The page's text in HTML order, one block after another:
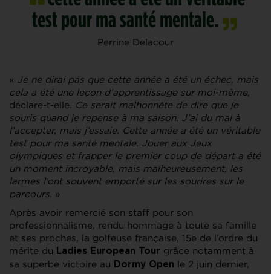
test pour ma santé mentale.
Perrine Delacour
« Je ne dirai pas que cette année a été un échec, mais
cela a été une leçon d’apprentissage sur moi-même,
déclare-t-elle. Ce serait malhonnête de dire que je
souris quand je repense à ma saison. J’ai du mal à
l’accepter, mais j’essaie. Cette année a été un véritable
test pour ma santé mentale. Jouer aux Jeux
olympiques et frapper le premier coup de départ a été
un moment incroyable, mais malheureusement, les
larmes l’ont souvent emporté sur les sourires sur le
parcours. »
Après avoir remercié son staff pour son
professionnalisme, rendu hommage à toute sa famille
et ses proches, la golfeuse française, 15e de l’ordre du
mérite du Ladies European Tour grâce notamment à
sa superbe victoire au Dormy Open le 2 juin dernier,